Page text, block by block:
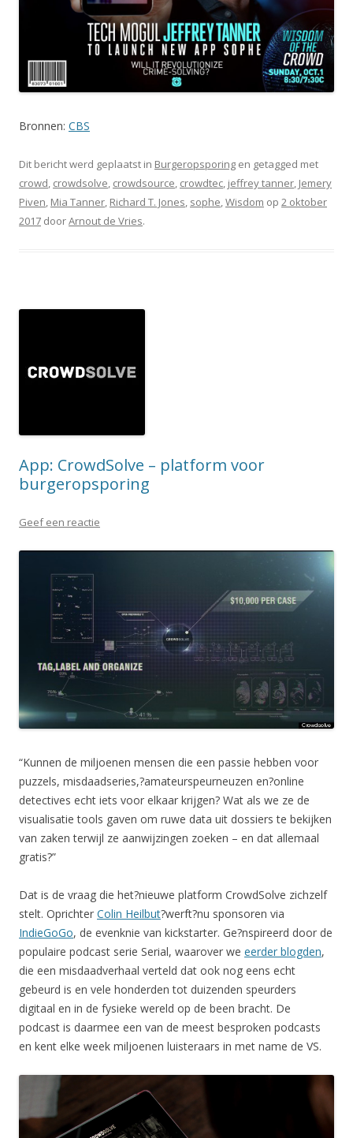
Bronnen: CBS
Dit bericht werd geplaatst in Burgeropsporing en getagged met
crowd, crowdsolve, crowdsource, crowdtec, jeffrey tanner, Jemery
Piven, Mia Tanner, Richard T. Jones, sophe,Wisdom op 2 oktober
2017 doorArnout de Vries.
App: CrowdSolve – platform voor
burgeropsporing
Geef een reactie
“Kunnen de miljoenen mensen die een passie hebben voor
puzzels, misdaadseries,?amateurspeurneuzen en?online
detectives echt iets voor elkaar krijgen? Wat als we ze de
visualisatie tools gaven om ruwe data uit dossiers te bekijken
van zaken terwijl ze aanwijzingen zoeken – en dat allemaal
gratis?”
Dat is de vraag die het?nieuwe platform CrowdSolve zichzelf
stelt. Oprichter Colin Heilbut?werft?nu sponsoren via
IndieGoGo, de evenknie van kickstarter. Ge?nspireerd door de
populaire podcast serie Serial, waarover we eerder blogden,
die een misdaadverhaal verteld dat ook nog eens echt
gebeurd is en vele honderden tot duizenden speurders
digitaal en in de fysieke wereld op de been bracht. De
podcast is daarmee een van de meest besproken podcasts
en kent elke week miljoenen luisteraars in met name de VS.